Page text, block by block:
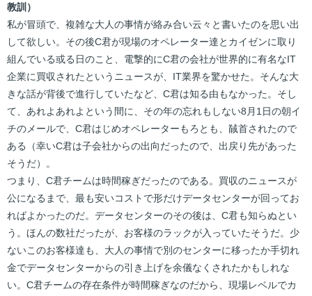
教訓）
私が冒頭で、複雑な大人の事情が絡み合い云々と書いたのを思い出
して欲しい。その後C君が現場のオペレーター達とカイゼンに取り
組んでいる或る日のこと、電撃的にC君の会社が世界的に有名なIT
企業に買収されたというニュースが、IT業界を驚かせた。そんな大
きな話が背後で進行していたなど、C君は知る由もなかった。そし
て、あれよあれよという間に、その年の忘れもしない8月1日の朝イ
チのメールで、C君はじめオペレーターもろとも、馘首されたので
ある（幸いC君は子会社からの出向だったので、出戻り先があった
そうだ）。
つまり、C君チームは時間稼ぎだったのである。買収のニュースが
公になるまで、最も安いコストで形だけデータセンターが回ってお
ればよかったのだ。データセンターのその後は、C君も知らぬとい
う。ほんの数社だったが、お客様のラックが入っていたそうだ。少
ないこのお客様達も、大人の事情で別のセンターに移ったか手切れ
金でデータセンターからの引き上げを余儀なくされたかもしれな
い。C君チームの存在条件が時間稼ぎなのだから、現場レベルでカ